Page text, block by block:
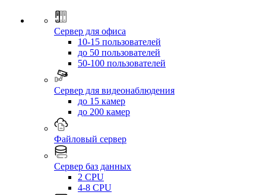
Сервер для офиса
10-15 пользователей
до 50 пользователей
50-100 пользователей
Сервер для видеонаблюдения
до 15 камер
до 200 камер
Файловый сервер
Сервер баз данных
2 CPU
4-8 CPU